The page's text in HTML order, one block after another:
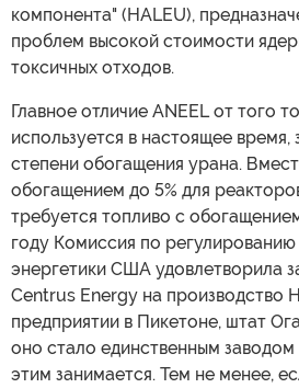
компонента" (HALEU),
проблем высокой стоимости
токсичных отходов.
Главное отличие ANEEL от того
используется в настоящее время,
степени обогащения урана.
обогащением до 5% для
требуется топливо с
году Комиссия по
энергетики США удовлетворила
Centrus Energy на производство
предприятии в Пикетоне, штат
оно стало единственным
этим занимается. Тем не менее,